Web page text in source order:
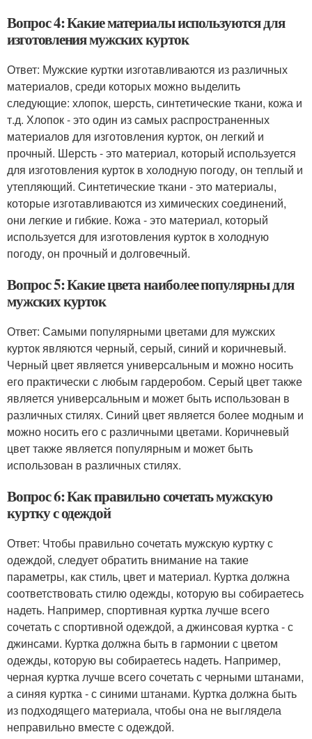
Вопрос 4: Какие материалы используются для
изготовления мужских курток
Ответ: Мужские куртки изготавливаются из различных
материалов, среди которых можно выделить
следующие: хлопок, шерсть, синтетические ткани, кожа и
т.д. Хлопок - это один из самых распространенных
материалов для изготовления курток, он легкий и
прочный. Шерсть - это материал, который используется
для изготовления курток в холодную погоду, он теплый и
утепляющий. Синтетические ткани - это материалы,
которые изготавливаются из химических соединений,
они легкие и гибкие. Кожа - это материал, который
используется для изготовления курток в холодную
погоду, он прочный и долговечный.
Вопрос 5: Какие цвета наиболее популярны для
мужских курток
Ответ: Самыми популярными цветами для мужских
курток являются черный, серый, синий и коричневый.
Черный цвет является универсальным и можно носить
его практически с любым гардеробом. Серый цвет также
является универсальным и может быть использован в
различных стилях. Синий цвет является более модным и
можно носить его с различными цветами. Коричневый
цвет также является популярным и может быть
использован в различных стилях.
Вопрос 6: Как правильно сочетать мужскую
куртку с одеждой
Ответ: Чтобы правильно сочетать мужскую куртку с
одеждой, следует обратить внимание на такие
параметры, как стиль, цвет и материал. Куртка должна
соответствовать стилю одежды, которую вы собираетесь
надеть. Например, спортивная куртка лучше всего
сочетать с спортивной одеждой, а джинсовая куртка - с
джинсами. Куртка должна быть в гармонии с цветом
одежды, которую вы собираетесь надеть. Например,
черная куртка лучше всего сочетать с черными штанами,
а синяя куртка - с синими штанами. Куртка должна быть
из подходящего материала, чтобы она не выглядела
неправильно вместе с одеждой.